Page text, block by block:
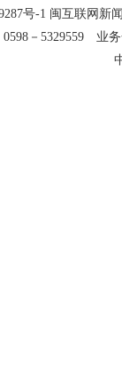
号-1 闽互联网新
0598－5329559 业